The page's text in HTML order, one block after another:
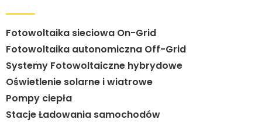
Fotowoltaika sieciowa On-Grid
Fotowoltaika autonomiczna Off-Grid
Systemy Fotowoltaiczne hybrydowe
Oświetlenie solarne i wiatrowe
Pompy ciepła
Stacje Ładowania samochodów